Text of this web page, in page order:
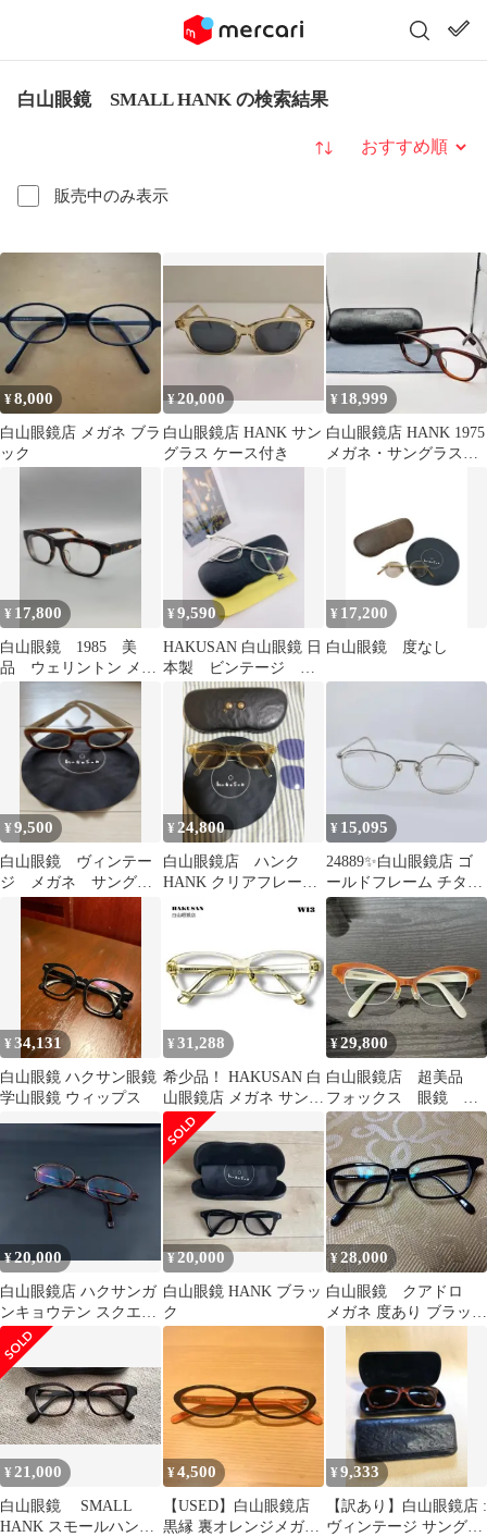
白山眼鏡 SMALL HANK の検索結果
販売中のみ表示
並び替え
¥8,000
白山眼鏡店 メガネ ブラ
ック
¥20,000
白山眼鏡店 HANK サン
グラス ケース付き
¥ 18,999
白山眼鏡店 HANK 1975
メガネ・サングラスフ
¥ 17,800
白山眼鏡 1985 美
品 ウェリントン メガ
¥9,590
HAKUSAN 白山眼鏡 日
本製 ビンテージ シ
ルバーフレーム 人
気 24
¥ 17,200
白山眼鏡 度なし
¥9,500
白山眼鏡 ヴィンテー
ジ メガネ サングラ
¥24,800
白山眼鏡店 ハンク
HANK クリアフレーム
1975 サングラス
¥ 15,095
24889✨白山眼鏡店 ゴ
ールドフレーム チタン
ヴィンテージ スクエア
メガネ
¥34,131
白山眼鏡 ハクサン眼鏡
学山眼鏡 ウィップス
¥ 31,288
希少品！ HAKUSAN 白
山眼鏡店 メガネ サング
ラス クリア キハク 透
明
¥29,800
白山眼鏡店 超美品
フォックス 眼鏡 め
がね
¥20,000
白山眼鏡店 ハクサンガ
ンキョウテン スクエア
ブラウンデミ ヴィンテ
ージ 眼鏡
¥20,000
白山眼鏡 HANK ブラッ
ク
¥28,000
白山眼鏡 クアドロ
メガネ 度あり ブラック
¥ 21,000
白山眼鏡 SMALL
HANK スモールハン
¥4,500
【USED】白山眼鏡店
黒縁 裏オレンジメガネ
¥9,333
【訳あり】白山眼鏡店 :
ヴィンテージ サングラ